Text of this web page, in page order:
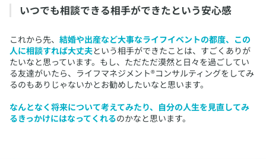
​いつでも相談できる相手ができたという安心感
​これから先、 結婚や出産など大事なライフイベントの都度、この
人に相談すれば大丈夫という相手ができたことは、すごくありが
たいなと思っています。もし、ただただ漠然と日々を過ごしてい
る友達がいたら、ライフマネジメント®コンサルティングをしてみ
るのもありじゃないかとお勧めしたいなと思います。
なんとなく将来について考えてみたり、自分の人生を見直してみ
るきっかけにはなってくれるのかなと思います。